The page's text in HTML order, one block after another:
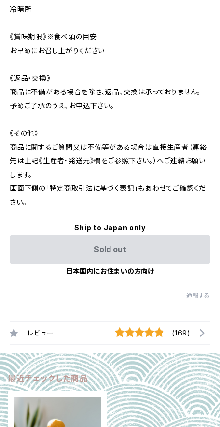
冷暗所
《賞味期限》※食べ頃の目安
お早めにお召し上がりください
《返品・交換》
商品に不備がある場合を除き、返品、交換は承っておりません。
予めご了承のうえ、お申込下さい。
《その他》
商品に関するご質問又は不備等がある場合は直接生産者（連絡
先は上記《生産者・発送元》欄をご参照下さい。）へご連絡お願い
します。
画面下側の「特定商取引法に基づく表記」もあわせてご確認くだ
さい。
Ship to Japan only
Sold out
日本国内にお住まいの方向け
通報する
レビュー (169)
最近チェックした商品